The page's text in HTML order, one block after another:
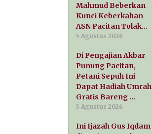
Mahmud Beberkan
Kunci Keberkahan
ASN Pacitan Tolak…
5 Agustus 2026
Di Pengajian Akbar
Punung Pacitan,
Petani Sepuh Ini
Dapat Hadiah Umrah
Gratis Bareng …
5 Agustus 2026
Ini Ijazah Gus Iqdam